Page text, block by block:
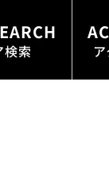
検索